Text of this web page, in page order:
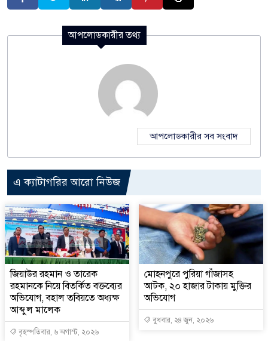
আপলোডকারীর তথ্য
আপলোডকারীর সব সংবাদ
এ ক্যাটাগরির আরো নিউজ
জিয়াউর রহমান ও তারেক
রহমানকে নিয়ে বিতর্কিত বক্তব্যের
অভিযোগ, বহাল তবিয়তে অধ্যক্ষ
আব্দুল মালেক
বৃহস্পতিবার, ৬ অগাস্ট, ২০২৬
মোহনপুরে পুরিয়া গাঁজাসহ
আটক, ২০ হাজার টাকায় মুক্তির
অভিযোগ
বুধবার, ২৪ জুন, ২০২৬